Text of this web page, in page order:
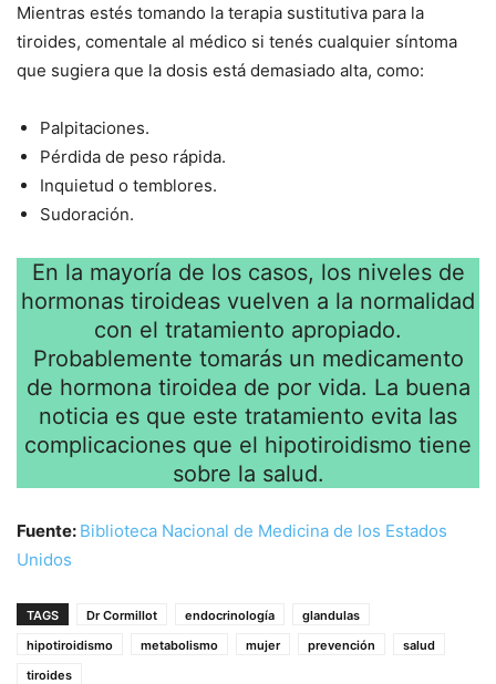
Mientras estés tomando la terapia sustitutiva para la
tiroides, comentale al médico si tenés cualquier síntoma
que sugiera que la dosis está demasiado alta, como:
Palpitaciones.
Pérdida de peso rápida.
Inquietud o temblores.
Sudoración.
En la mayoría de los casos, los niveles de
hormonas tiroideas vuelven a la normalidad
con el tratamiento apropiado.
Probablemente tomarás un medicamento
de hormona tiroidea de por vida. La buena
noticia es que este tratamiento evita las
complicaciones que el hipotiroidismo tiene
sobre la salud.
Fuente: Biblioteca Nacional de Medicina de los Estados
Unidos
TAGS Dr Cormillot endocrinología
glandulas
hipotiroidismo
metabolismo mujer prevención
salud
tiroides